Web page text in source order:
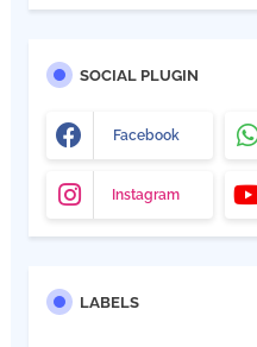
SOCIAL PLUGIN
Facebook
Instagram
LABELS